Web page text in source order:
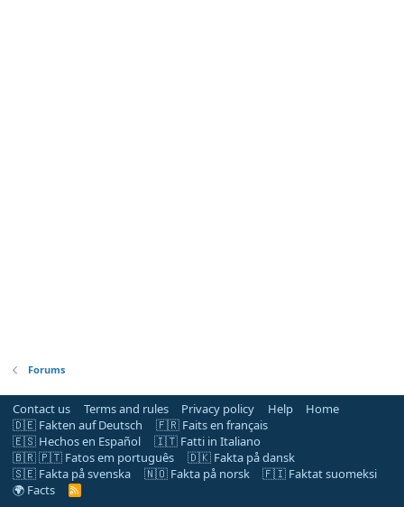
Forums
Contact us Terms and rules Privacy policy Help
Home
🇩🇪 Fakten auf Deutsch
🇫🇷 Faits en français
🇪🇸 Hechos en Español
🇮🇹 Fatti in Italiano
🇧🇷 🇵🇹 Fatos em português
🇩🇰 Fakta på dansk
🇸🇪 Fakta på svenska
🇳🇴 Fakta på norsk
🇫🇮 Faktat suomeksi
🌍 Facts
R